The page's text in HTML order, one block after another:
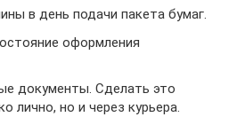
в день подачи пакета бумаг.
оформления
документы. Сделать это
лично, но и через курьера.